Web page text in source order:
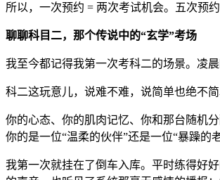
所以，一次预约 = 两次考试机会。五次预
聊聊科目二，那个传说中的“玄学”考场
我至今都记得我第一次考科二的场景。凌
科二这玩意儿，说难不难，说简单也绝不
你的心态、你的肌肉记忆、你和那台随机
你的是一位“温柔的伙伴”还是一位“暴躁的老
我第一次就挂在了倒车入库。平时练得好